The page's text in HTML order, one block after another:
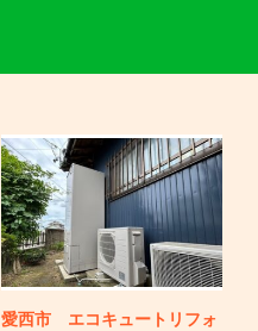
愛西市 エコキュートリフォ